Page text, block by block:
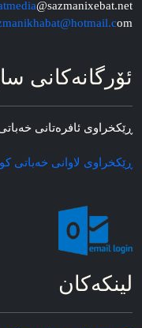
@sazmanixebat.net
om
ئۆرگانه‌کانی
ڕێکخراوی ئافره‌تانی
ڕێکخراوی لاوانی خه‌باتی
لینکه‌کان